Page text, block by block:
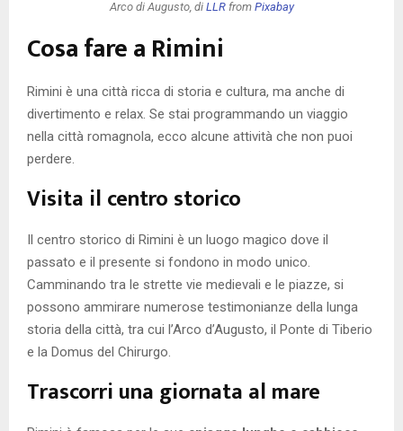
Arco di Augusto, di LLRfrom Pixabay
Cosa fare a Rimini
Rimini è una città ricca di storia e cultura, ma anche di
divertimento e relax. Se stai programmando un viaggio
nella città romagnola, ecco alcune attività che non puoi
perdere.
Visita il centro storico
Il centro storico di Rimini è un luogo magico dove il
passato e il presente si fondono in modo unico.
Camminando tra le strette vie medievali e le piazze, si
possono ammirare numerose testimonianze della lunga
storia della città, tra cui l’Arco d’Augusto, il Ponte di Tiberio
e la Domus del Chirurgo.
Trascorri una giornata al mare